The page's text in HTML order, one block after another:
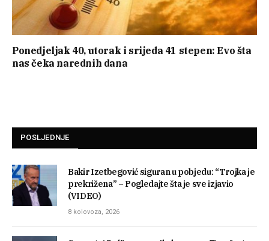
Ponedjeljak 40, utorak i srijeda 41 stepen: Evo šta
nas čeka narednih dana
POSLJEDNJE
Bakir Izetbegović siguran u pobjedu: “Trojka je
prekrižena” – Pogledajte šta je sve izjavio
(VIDEO)
8 kolovoza, 2026